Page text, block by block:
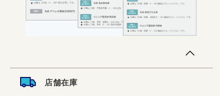
店舗在庫